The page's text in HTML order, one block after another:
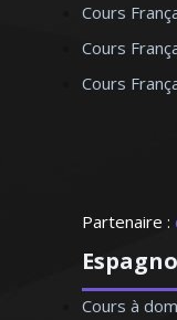
Cours
Cours
Cours
Partenaire :
Cours à